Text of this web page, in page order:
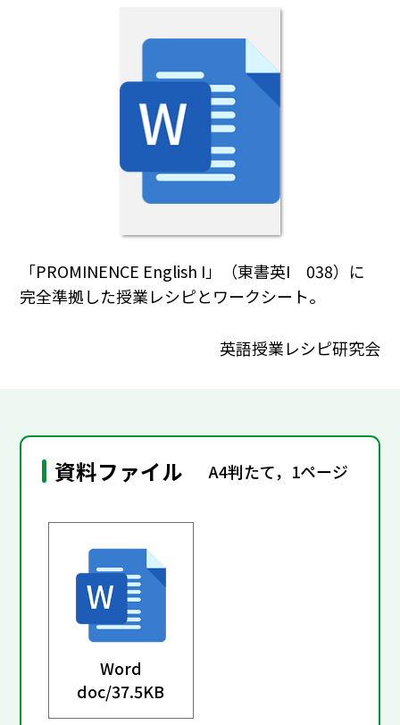
「PROMINENCE English I」（東書英I 038）に
完全準拠した授業レシピとワークシート。
英語授業レシピ研究会
資料ファイル A4判たて，1ページ
Word
doc/37.5KB